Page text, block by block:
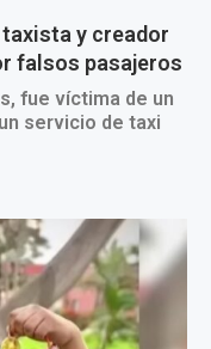
taxista y creador
falsos pasajeros
fue víctima de un
servicio de taxi